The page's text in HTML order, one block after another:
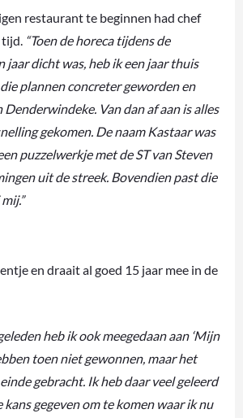
restaurant te beginnen had chef
tijd. “Toen de horeca tijdens de
jaar dicht was, heb ik een jaar thuis
plannen concreter geworden en
Van dan af aan is alles
gekomen. De naam Kastaar was
puzzelwerkje met de ST van Steven
uit de streek. Bovendien past die
en draait al goed 15 jaar mee in de
heb ik ook meegedaan aan ‘Mijn
toen niet gewonnen, maar het
gebracht. Ik heb daar veel geleerd
kans gegeven om te komen waar ik nu